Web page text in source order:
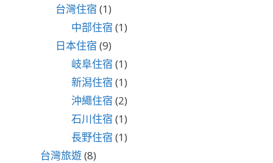
台灣住宿 (1)
中部住宿 (1)
日本住宿 (9)
岐阜住宿 (1)
新潟住宿 (1)
沖繩住宿 (2)
石川住宿 (1)
長野住宿 (1)
台灣旅遊(8)